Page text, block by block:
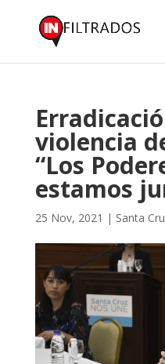
violencia
“Los
estamos
25 Nov, 2021 | Santa